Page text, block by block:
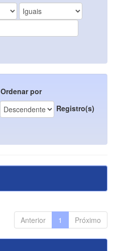
Ordenar por
Registro(s)
Anterior 1 Próximo